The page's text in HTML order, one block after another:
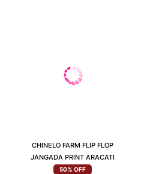
CHINELO FARM FLIP FLOP
JANGADA PRINT ARACATI
50% OFF